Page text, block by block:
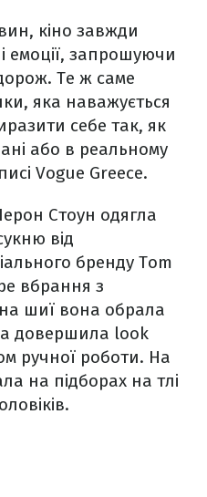
кіно завжди
емоції, запрошуючи
Те ж саме
яка наважується
себе так, як
або в реальному
Vogue Greece.
Стоун одягла
від
бренду Tom
вбрання з
шиї вона обрала
довершила look
ручної роботи. На
на підборах на тлі